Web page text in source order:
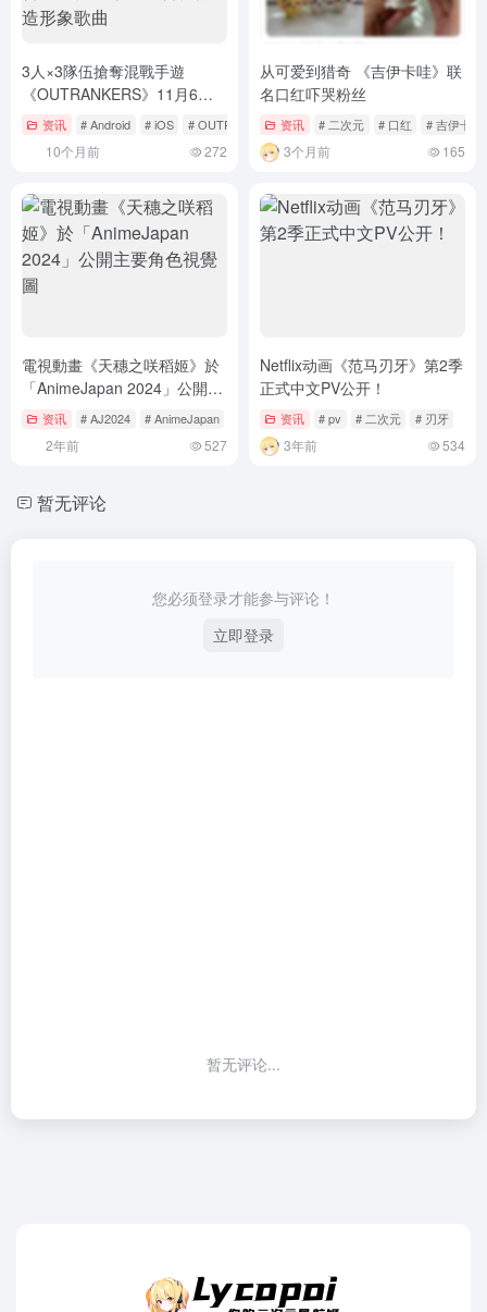
3人×3隊伍搶奪混戰手遊
《OUTRANKERS》11月6日
正式推出！確定與小室哲哉製
资讯 # Android # iOS # OUTRANKERS
10个月前 272
从可爱到猎奇 《吉伊卡哇》联
名口红吓哭粉丝
资讯 # 二次元 # 口红 # 吉伊卡哇
3个月前 165
電視動畫《天穗之咲稻姬》於
「AnimeJapan 2024」公開主
要角色視覺圖
资讯 # AJ2024 # AnimeJapan # AnimeJapan 2024
2年前 527
Netflix动画《范马刃牙》第2季
正式中文PV公开！
资讯 # pv # 二次元 # 刃牙
3年前 534
暂无评论
您必须登录才能参与评论！
立即登录
暂无评论...